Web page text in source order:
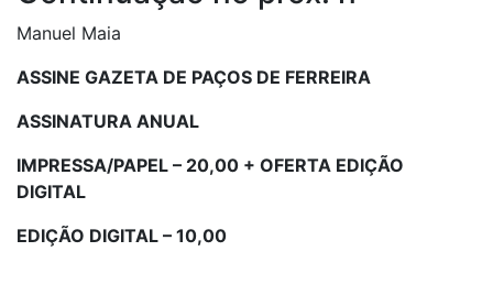
Manuel Maia
ASSINE GAZETA DE PAÇOS DE FERREIRA
ASSINATURA ANUAL
IMPRESSA/PAPEL – 20,00 + OFERTA EDIÇÃO
DIGITAL
EDIÇÃO DIGITAL – 10,00